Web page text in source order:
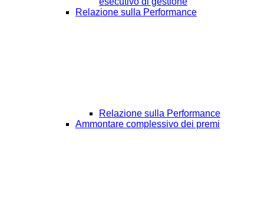
Relazione sulla Performance
Relazione sulla Performance
Ammontare complessivo dei premi